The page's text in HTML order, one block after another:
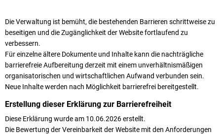
Die Verwaltung ist bemüht, die bestehenden Barrieren schrittweise zu
beseitigen und die Zugänglichkeit der Website fortlaufend zu
verbessern.
Für einzelne ältere Dokumente und Inhalte kann die nachträgliche
barrierefreie Aufbereitung derzeit mit einem unverhältnismäßigen
organisatorischen und wirtschaftlichen Aufwand verbunden sein.
Neue Inhalte werden nach Möglichkeit barrierefrei bereitgestellt.
Erstellung dieser Erklärung zur Barrierefreiheit
Diese Erklärung wurde am 10.06.2026 erstellt.
Die Bewertung der Vereinbarkeit der Website mit den Anforderungen